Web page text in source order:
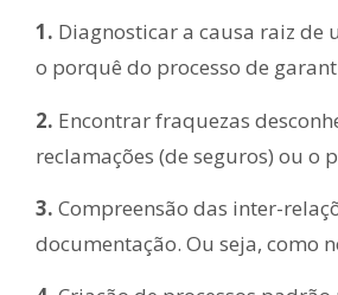
1. Diagnosticar a causa raiz de
o porquê do processo de
2. Encontrar fraquezas
reclamações (de seguros) ou o
3. Compreensão das inter-
documentação. Ou seja, como